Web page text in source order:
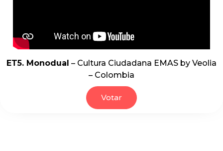
ET5. Monodual – Cultura Ciudadana EMAS by Veolia
– Colombia
Votar